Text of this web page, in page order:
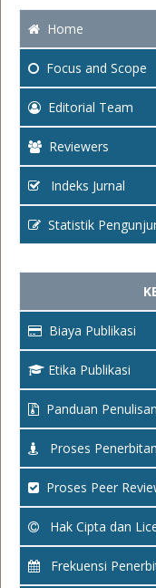
Home
Focus and Scope
Editorial Team
Reviewers
Indeks Jurnal
Statistik
Biaya Publikasi
Etika Publikasi
Panduan Penulisan
Proses Penerbitan
Proses Peer
Hak Cipta dan
Frekuensi